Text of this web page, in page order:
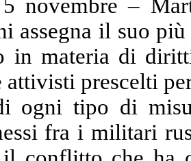
novembre –
assegna il suo
in materia di
attivisti prescelti
ogni tipo di
fra i militari